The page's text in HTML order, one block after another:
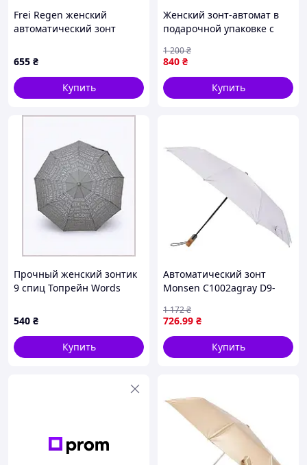
Frei Regen женский
автоматический зонт
655 ₴
Купить
Женский зонт-автомат в
подарочной упаковке с
от Rain Flower 01030-6
840 ₴
1 200₴
Купить
Прочный женский зонтик
9 спиц Топрейн Words
540 ₴
Купить
Автоматический зонт
Monsen C1002agray D9-
726.99 ₴
1 172₴
Купить